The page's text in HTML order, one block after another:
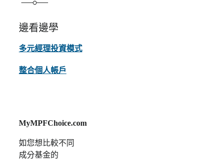
邊看邊學
多元經理投資模式
整合個人帳戶
MyMPFChoice.com
如您想比較不同
成分基金的